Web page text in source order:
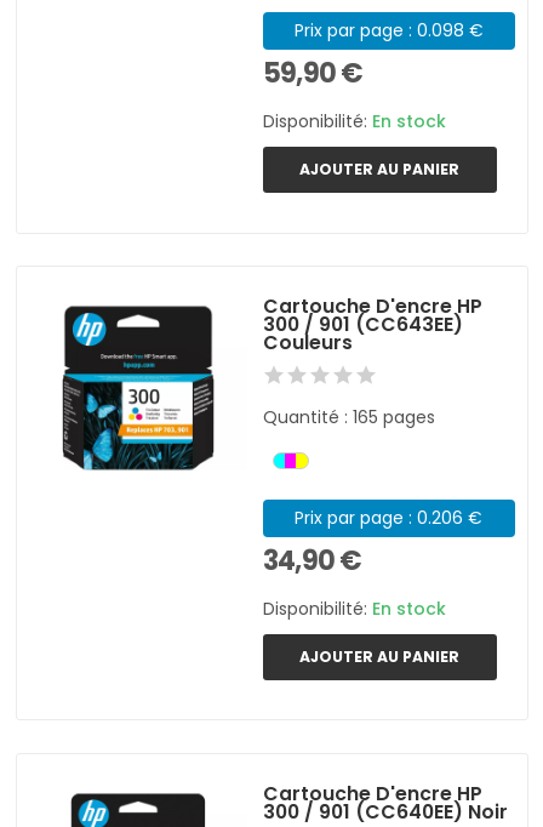
Prix par page : 0.098 €
59,90 €
Disponibilité: En stock
AJOUTER AU PANIER
Cartouche D'encre HP
300 / 901 (CC643EE)
Couleurs
Quantité : 165 pages
Prix par page : 0.206 €
34,90 €
Disponibilité: En stock
AJOUTER AU PANIER
Cartouche D'encre HP
300 / 901 (CC640EE) Noir